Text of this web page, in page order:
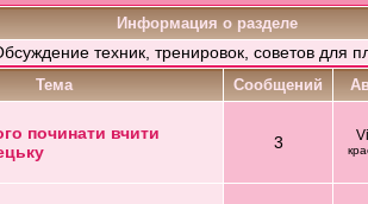
Информация о разделе
техник, тренировок, советов для
Тема Cообщений
починати вчити
3